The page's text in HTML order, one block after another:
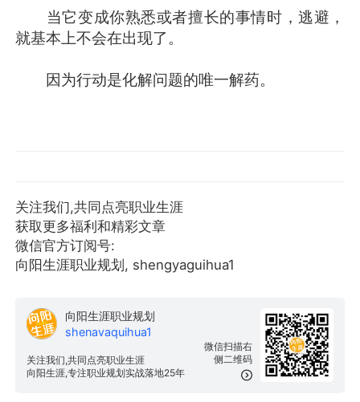
当它变成你熟悉或者擅长的事情时，逃避，
就基本上不会在出现了。
因为行动是化解问题的唯一解药。
关注我们,共同点亮职业生涯
获取更多福利和精彩文章
微信官方订阅号:
向阳生涯职业规划, shengyaguihua1
微信扫描右
侧二维码
向阳生涯职业规划
shenavaquihua1
关注我们,共同点亮职业生涯
向阳生涯,专注职业规划实战落地25年